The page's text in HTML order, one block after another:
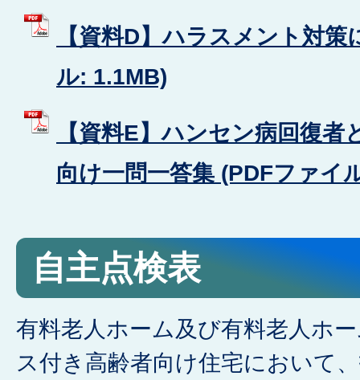
【資料D】ハラスメント対
ル: 1.1MB)
【資料E】ハンセン病回復者
向け一問一答集 (PDFファイ
自主点検表
有料老人ホーム及び有料老人ホ
ス付き高齢者向け住宅において